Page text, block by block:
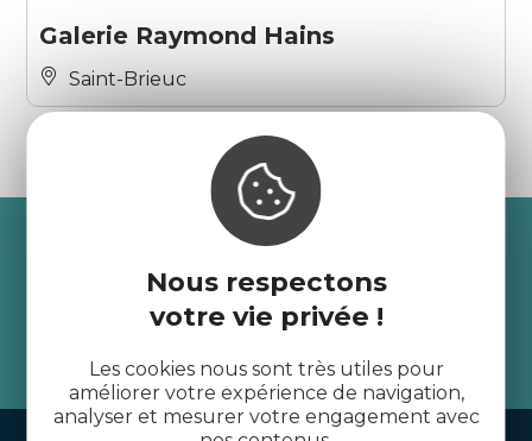
Nous respectons
votre vie privée !
Les cookies nous sont très utiles pour
améliorer votre expérience de navigation,
analyser et mesurer votre engagement avec
Galerie Raymond Hains
Saint-Brieuc
Recevez l’actualité des
Côtes d’Armor
je m'abonne